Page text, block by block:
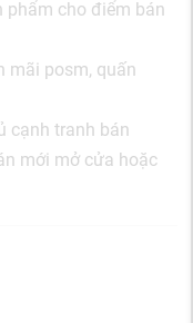
phẩm cho điểm bán
mãi posm, quấn
cạnh tranh bán
mới mở cửa hoặc